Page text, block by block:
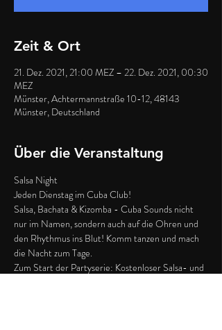
Zeit & Ort
21. Dez. 2021, 21:00 MEZ – 22. Dez. 2021, 00:30
MEZ
Münster, Achtermannstraße 10-12, 48143
Münster, Deutschland
Über die Veranstaltung
Salsa Night
Jeden Dienstag im Cuba Club!
Salsa, Bachata & Kizomba - Cuba Sounds nicht
nur im Namen, sondern auch auf die Ohren und
den Rhythmus ins Blut! Komm tanzen und mach
die Nacht zum Tage.
Zum Start der Partyserie: Kostenloser Salsa- und